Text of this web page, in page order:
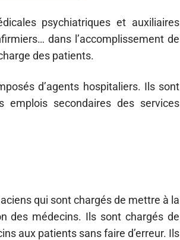
psychiatriques et auxiliaires
dans l’accomplissement de
des patients.
d’agents hospitaliers. Ils sont
emplois secondaires des services
qui sont chargés de mettre à la
des médecins. Ils sont chargés de
aux patients sans faire d’erreur. Ils